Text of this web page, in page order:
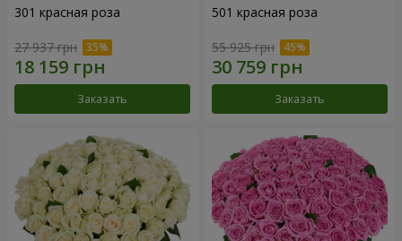
301 красная роза
27 937 грн
Заказать
501 красная роза
55 925 грн
Заказать